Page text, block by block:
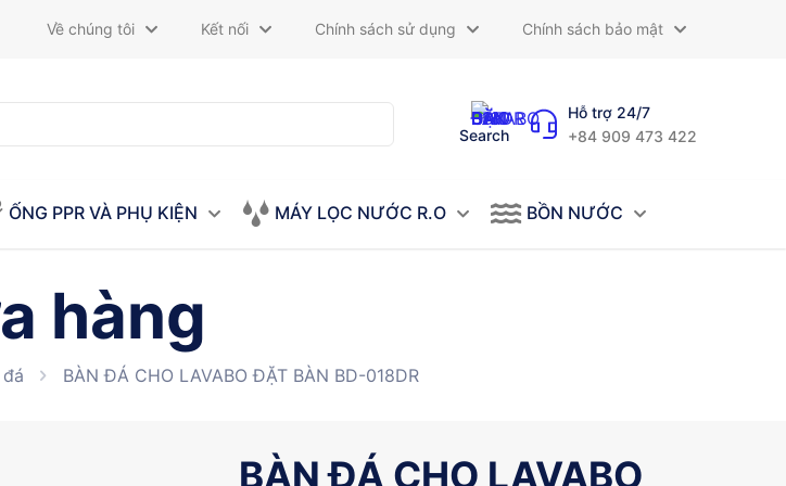
Về chúng tôi Kết nối Chính sách sử dụng Chính sách bảo mật
Search
Hỗ trợ 24/7
+84 909 473 422
ỐNG PPR VÀ PHỤ KIỆN MÁY LỌC NƯỚC R.O BỒN NƯỚC
hàng
đá BÀN ĐÁ CHO LAVABO ĐẶT BÀN BD-018DR
BÀN ĐÁ CHO LAVABO